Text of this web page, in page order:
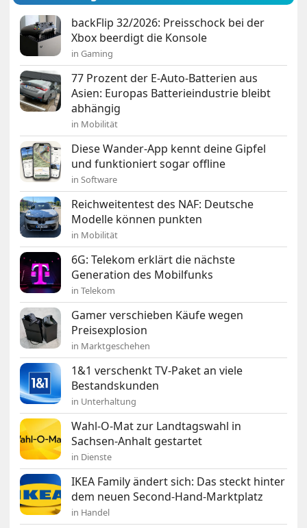
backFlip 32/2026: Preisschock bei der
Xbox beerdigt die Konsole
in Gaming
77 Prozent der E-Auto-Batterien aus
Asien: Europas Batterieindustrie bleibt
abhängig
in Mobilität
Diese Wander-App kennt deine Gipfel
und funktioniert sogar offline
in Software
Reichweitentest des NAF: Deutsche
Modelle können punkten
in Mobilität
6G: Telekom erklärt die nächste
Generation des Mobilfunks
in Telekom
Gamer verschieben Käufe wegen
Preisexplosion
in Marktgeschehen
1&1 verschenkt TV-Paket an viele
Bestandskunden
in Unterhaltung
Wahl-O-Mat zur Landtagswahl in
Sachsen-Anhalt gestartet
in Dienste
IKEA Family ändert sich: Das steckt hinter
dem neuen Second-Hand-Marktplatz
in Handel